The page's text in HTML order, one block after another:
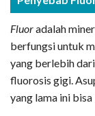
Fluoradalah
berfungsi untuk
yang berlebih dari
fluorosis gigi.
yang lama ini